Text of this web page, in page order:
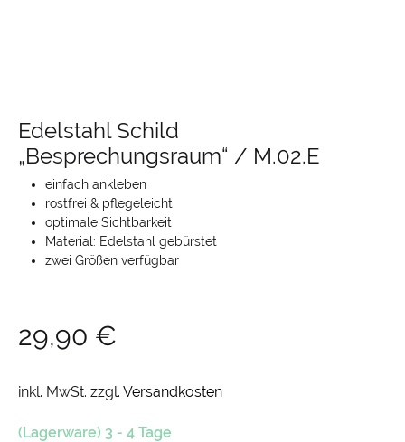
Edelstahl Schild
„Besprechungsraum“ / M.02.E
einfach ankleben
rostfrei & pflegeleicht
optimale Sichtbarkeit
Material: Edelstahl gebürstet
zwei Größen verfügbar
29,90 €
inkl. MwSt. zzgl. Versandkosten
(Lagerware) 3 - 4 Tage